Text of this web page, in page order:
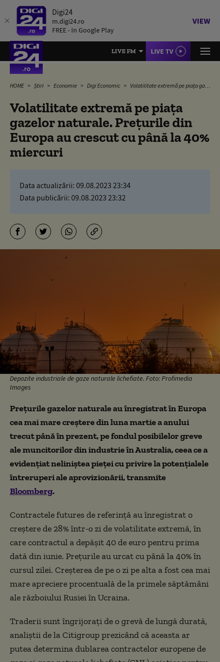
Digi24
m.digi24.ro
FREE - In Google Play
VIEW
LIVE FM LIVE TV
HOME Știri Economie Digi Economic Volatilitate extremă pe piața gazelor naturale. Prețurile din Europa au crescut cu până la 40% miercuri
Volatilitate extremă pe piața
gazelor naturale. Prețurile din
Europa au crescut cu până la 40%
miercuri
Data actualizării: 09.08.2023 23:34
Data publicării: 09.08.2023 23:32
Depozite industriale de gaze naturale lichefiate. Foto: Profimedia
Images
Prețurile gazelor naturale au înregistrat în Europa
cea mai mare creștere din luna martie a anului
trecut până în prezent, pe fondul posibilelor greve
ale muncitorilor din industrie în Australia, ceea ce a
evidențiat neliniștea pieței cu privire la potențialele
întreruperi ale aprovizionării, transmite
Bloomberg.
Contractele futures de referință au înregistrat o
creștere de 28% într-o zi de volatilitate extremă, în
care contractul a depășit 40 de euro pentru prima
dată din iunie. Prețurile au urcat cu până la 40% în
cursul zilei. Creșterea de pe o zi pe alta a fost cea mai
mare apreciere procentuală de la primele săptămâni
ale războiului Rusiei în Ucraina.
Traderii sunt îngrijorați de o grevă de lungă durată,
analiștii de la Citigroup prezicând că aceasta ar
putea determina dublarea contractelor europene de